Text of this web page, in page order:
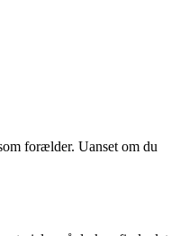
forælder. Uanset om du